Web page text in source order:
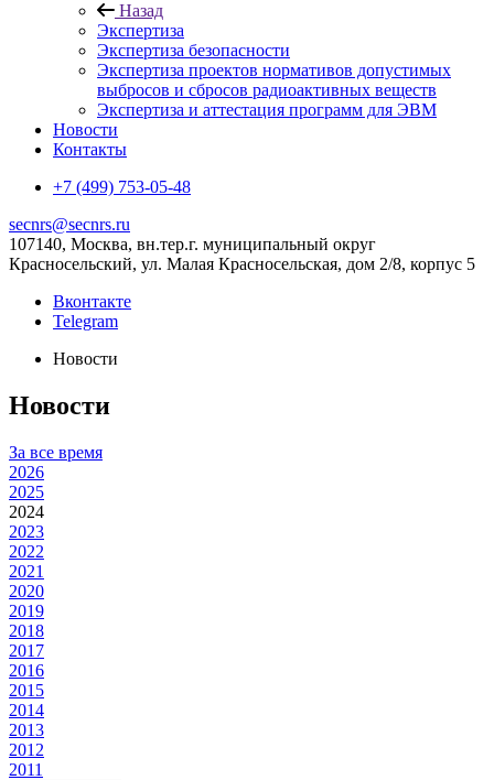
Назад
Экспертиза
Экспертиза безопасности
Экспертиза проектов нормативов допустимых
выбросов и сбросов радиоактивных веществ
Экспертиза и аттестация программ для ЭВМ
Новости
Контакты
+7 (499) 753-05-48
secnrs@secnrs.ru
107140, Москва, вн.тер.г. муниципальный округ
Красносельский, ул. Малая Красносельская, дом 2/8, корпус 5
Вконтакте
Telegram
Новости
Новости
За все время
2026
2025
2024
2023
2022
2021
2020
2019
2018
2017
2016
2015
2014
2013
2012
2011